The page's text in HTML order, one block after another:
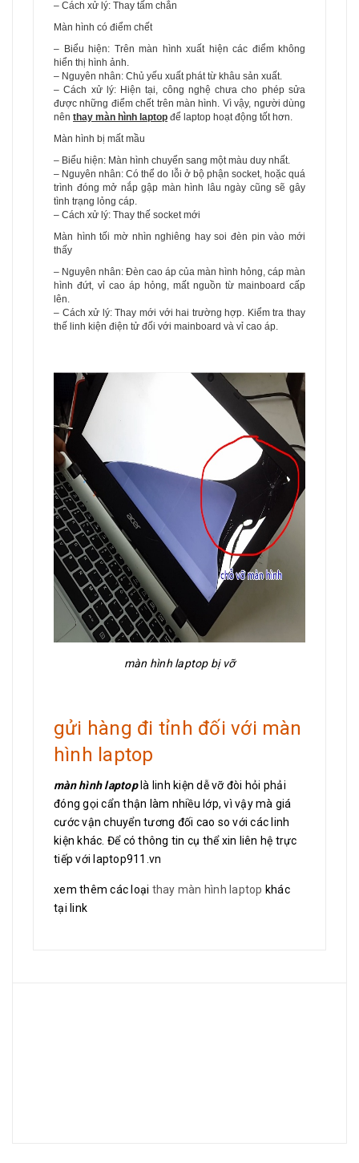
– Cách xử lý: Thay tấm chắn
Màn hình có điểm chết
– Biểu hiện: Trên màn hình xuất hiện các điểm không
hiển thị hình ảnh.
– Nguyên nhân: Chủ yếu xuất phát từ khâu sản xuất.
– Cách xử lý: Hiện tại, công nghệ chưa cho phép sửa
được những điểm chết trên màn hình. Vì vậy, người dùng
nên thay màn hình laptop để laptop hoạt động tốt hơn.
Màn hình bị mất mầu
– Biểu hiện: Màn hình chuyển sang một màu duy nhất.
– Nguyên nhân: Có thể do lỗi ở bộ phận socket, hoặc quá
trình đóng mở nắp gập màn hình lâu ngày cũng sẽ gây
tình trạng lỏng cáp.
– Cách xử lý: Thay thế socket mới
Màn hình tối mờ nhìn nghiêng hay soi đèn pin vào mới
thấy
– Nguyên nhân: Đèn cao áp của màn hình hỏng, cáp màn
hình đứt, vỉ cao áp hỏng, mất nguồn từ mainboard cấp
lên.
– Cách xử lý: Thay mới với hai trường hợp. Kiểm tra thay
thế linh kiện điện tử đối với mainboard và vỉ cao áp.
màn hình laptop bị vỡ
gửi hàng đi tỉnh đối với màn
hình laptop
màn hình laptoplà linh kiện dễ vỡ đòi hỏi phải
đóng gọi cẩn thận làm nhiều lớp, vì vậy mà giá
cước vận chuyển tương đối cao so với các linh
kiện khác. Để có thông tin cụ thể xin liên hệ trực
tiếp với laptop911.vn
xem thêm các loại thay màn hình laptop khác
tại link